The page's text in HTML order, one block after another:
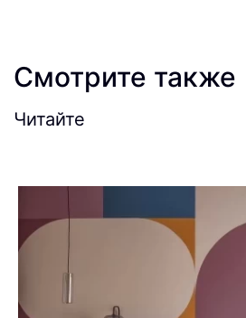
Смотрите также
Читайте